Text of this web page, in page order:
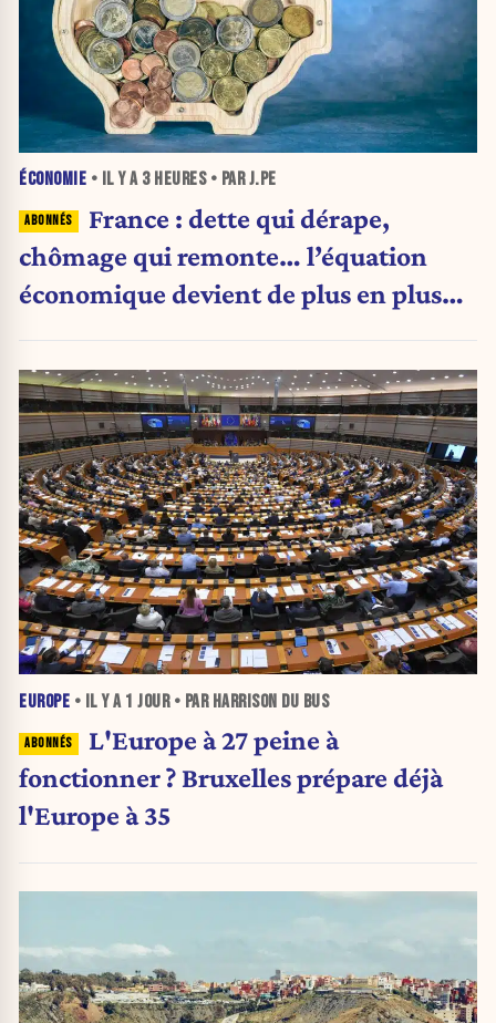
ÉCONOMIE • IL Y A 3 HEURES• PAR J.PE
France : dette qui dérape,
chômage qui remonte… l’équation
économique devient de plus en plus
EUROPE • IL Y A 1 JOUR• PAR HARRISON DU BUS
L'Europe à 27 peine à
fonctionner ? Bruxelles prépare déjà
l'Europe à 35